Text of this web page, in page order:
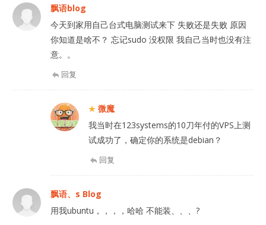
飘语blog
今天到家用自己台式电脑测试来下 失败还是失败 原因
你知道是啥不？ 忘记sudo 没权限 我自己当时也没有注
意。。
回复
微魔
我当时在123systems的10刀年付的VPS上测
试成功了，确定你的系统是debian？
回复
飘语、s Blog
用我ubuntu，，，，哈哈 不能装、、、?